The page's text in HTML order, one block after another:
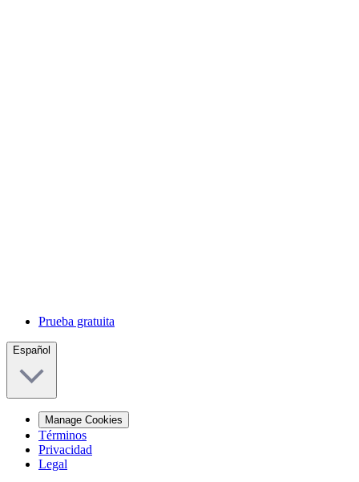
Prueba gratuita
Español
Manage Cookies
Términos
Privacidad
Legal